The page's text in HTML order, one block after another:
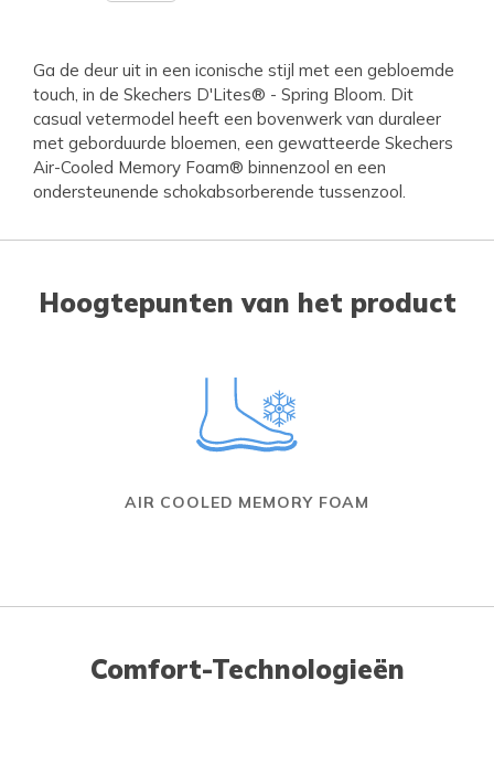
Ga de deur uit in een iconische stijl met een gebloemde
touch, in de Skechers D'Lites® - Spring Bloom. Dit
casual vetermodel heeft een bovenwerk van duraleer
met geborduurde bloemen, een gewatteerde Skechers
Air-Cooled Memory Foam® binnenzool en een
ondersteunende schokabsorberende tussenzool.
Hoogtepunten van het product
AIR COOLED MEMORY FOAM
Comfort-Technologieën